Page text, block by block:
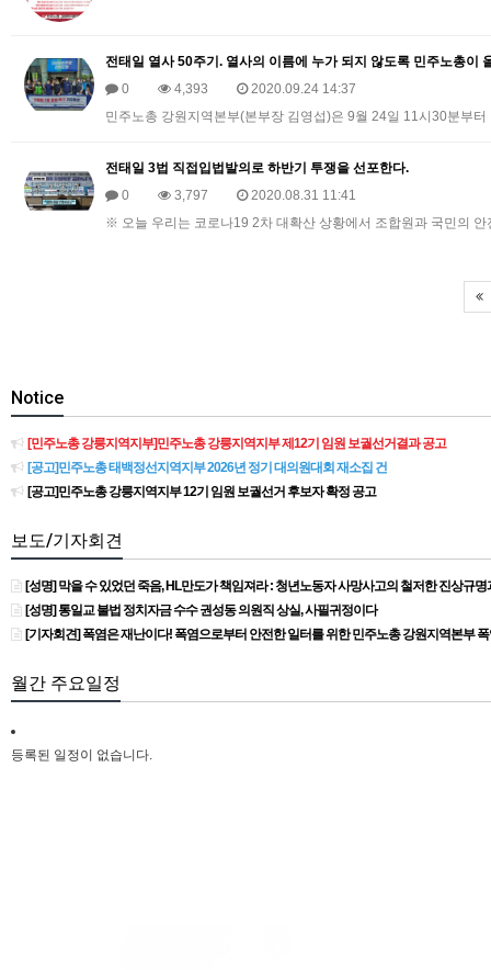
전태일 열사 50주기. 열사의 이름에 누가 되지 않도록 민주노총이
0
4,393
2020.09.24 14:37
민주노총 강원지역본부(본부장 김영섭)은 9월 24일 11시30분부
전태일 3법 직접입법발의로 하반기 투쟁을 선포한다.
0
3,797
2020.08.31 11:41
※ 오늘 우리는 코로나19 2차 대확산 상황에서 조합원과 국민의
Notice
[민주노총 강릉지역지부]민주노총 강릉지역지부 제12기 임원 보궐선거결과 공고
[공고]민주노총 태백정선지역지부 2026년 정기 대의원대회 재소집 건
[공고]민주노총 강릉지역지부 12기 임원 보궐선거 후보자 확정 공고
보도/기자회견
[성명] 막을 수 있었던 죽음, HL만도가 책임져라 : 청년노동자 사망사고의 철저한 진상규
[성명] 통일교 불법 정치자금 수수 권성동 의원직 상실, 사필귀정이다
[기자회견] 폭염은 재난이다! 폭염으로부터 안전한 일터를 위한 민주노총 강원지역본부
월간 주요일정
등록된 일정이 없습니다.